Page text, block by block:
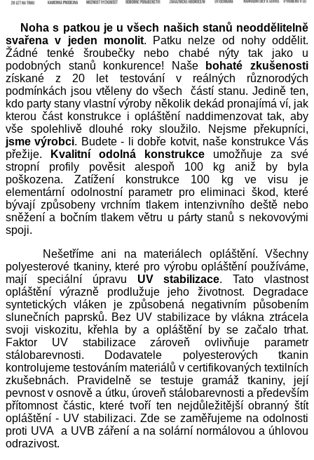
Noha s patkou je u všech našich stanů neoddělitelně
svařena v jeden monolit. Patku nelze od nohy oddělit.
Žádné tenké šroubečky nebo chabé nýty tak jako u
podobných stanů konkurence! Naše
bohaté zkušenosti
získané z 20 let testování v reálných různorodých
podmínkách jsou vtěleny do všech částí stanu. Jedině ten,
kdo party stany vlastní výroby několik dekád pronajímá ví, jak
kterou část konstrukce i opláštění naddimenzovat tak, aby
vše spolehlivě dlouhé roky sloužilo. Nejsme překupníci,
jsme výrobci. Budete - li dobře kotvit, naše konstrukce Vás
přežije.
Kvalitní odolná konstrukce umožňuje za své
stropní profily pověsit alespoň 100 kg aniž by byla
poškozena. Zatížení konstrukce 100 kg ve visu je
elementární odolnostní parametr pro eliminaci škod, které
bývají způsobeny vrchním tlakem intenzivního deště nebo
sněžení a bočním tlakem větru u párty stanů s nekovovými
spoji.
Nešetříme ani na materiálech opláštění. Všechny
polyesterové tkaniny, které pro výrobu opláštění používáme,
mají speciální úpravu UV stabilizace. Tato vlastnost
opláštění výrazně prodlužuje jeho životnost. Degradace
syntetických vláken je způsobená negativním působením
slunečních paprsků. Bez UV stabilizace by vlákna ztrácela
svoji viskozitu, křehla by a opláštění by se začalo trhat.
Faktor UV stabilizace zároveň ovlivňuje parametr
stálobarevnosti. Dodavatele polyesterových tkanin
kontrolujeme testováním materiálů v certifikovaných textilních
zkušebnách. Pravidelně se testuje gramáž tkaniny, její
pevnost v osnově a útku, úroveň stálobarevnosti a především
přítomnost částic, které tvoří ten nejdůležitější obranný štít
opláštění - UV stabilizaci. Zde se zaměřujeme na odolnosti
proti UVA a UVB záření a na solární normálovou a úhlovou
odrazivost.